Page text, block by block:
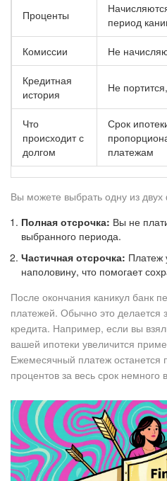
Проценты
период
Комиссии Не
Кредитная
история
Не
Что
происходит с
долгом
Срок
платежам
Вы можете выбрать одну из
Полная отсрочка: Вы не
выбранного периода.
Частичная отсрочка: Платеж
наполовину, что помогает
После окончания каникул банк
платежей. Обычно это делается
кредита. Например, если вы
вашей ипотеки увеличится
Ежемесячный платеж
процентов за весь срок немного